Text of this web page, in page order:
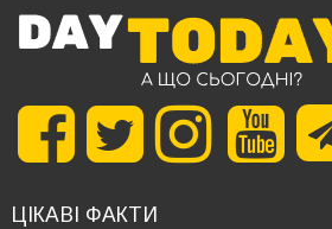
ЦІКАВІ ФАКТИ